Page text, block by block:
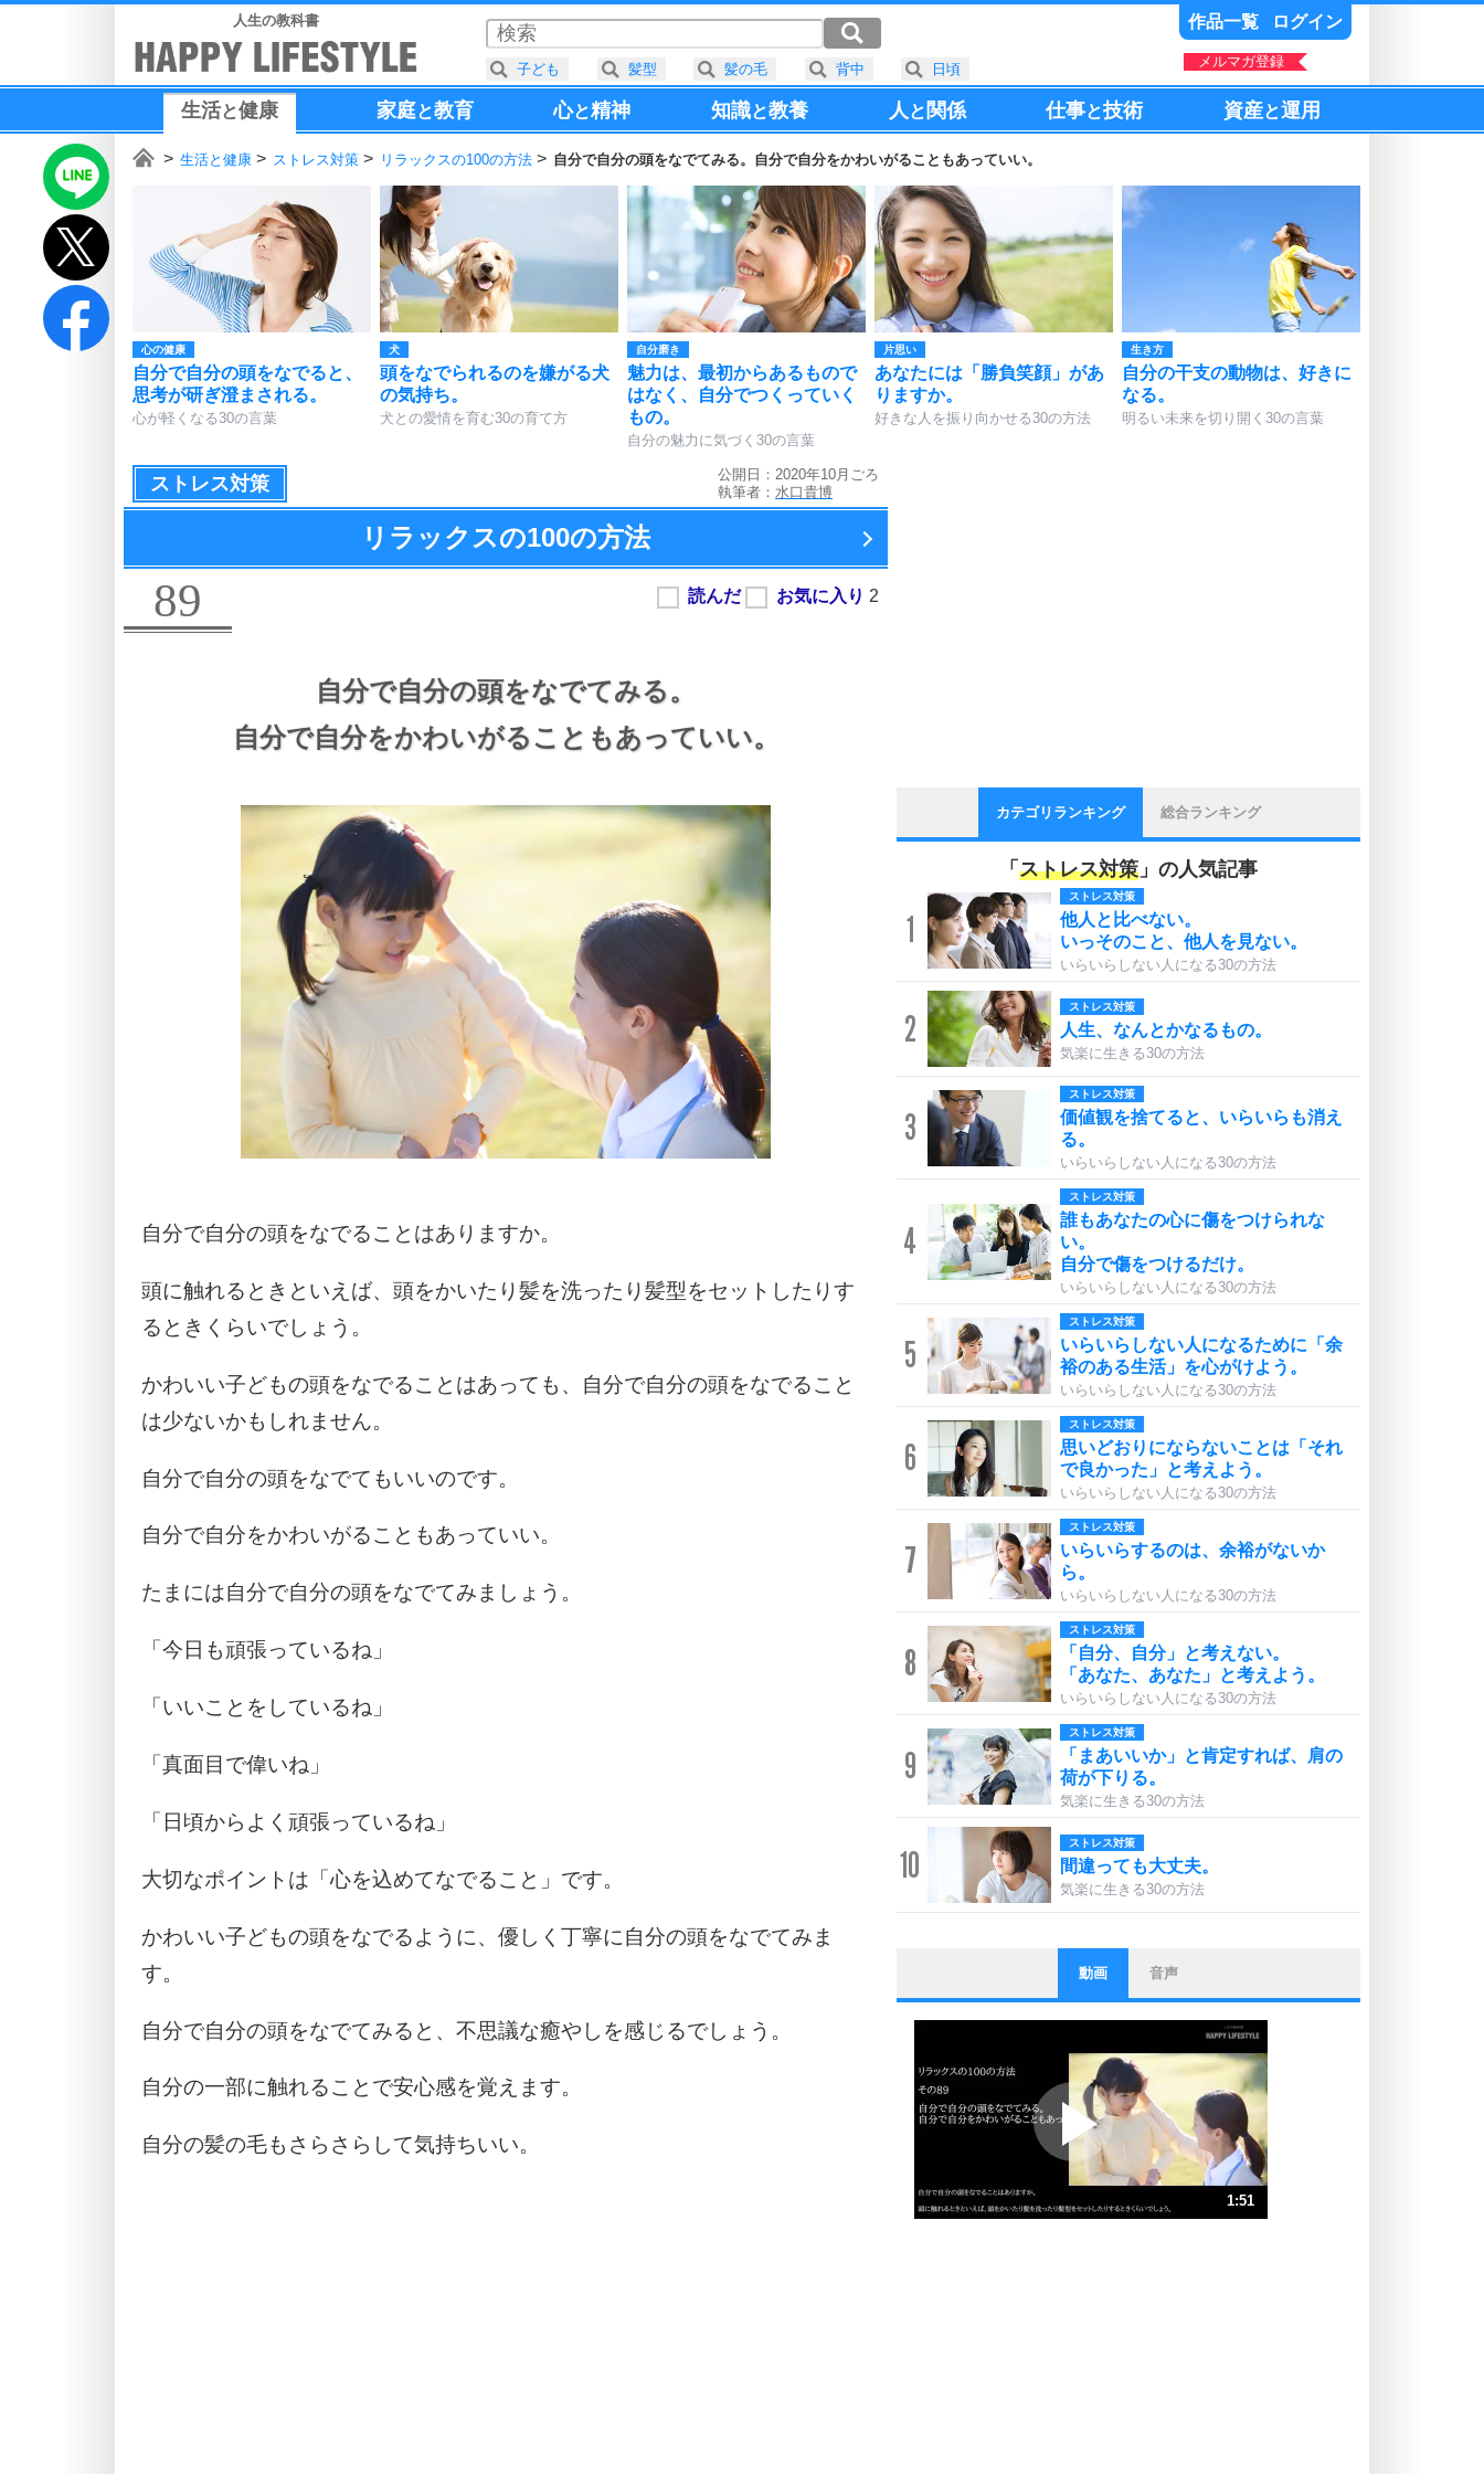
人生の教科書 作品一覧 ログイン
メルマガ登録
生活と健康 家庭と教育 心と精神 知識と教養 人と 関係 仕事と技術 資産と運用
生活と健康 ストレス対策 リラックスの100の方法 自分で自分の頭をなでてみる。自分で自分をかわいがることもあっていい。
心の健康
自分で自分の頭をなでると、
思考が研ぎ澄まされる。
心が軽くなる30の言葉
犬
頭をなでられるのを嫌がる犬
の気持ち。
犬との愛情を育む30の育て方
自分磨き
魅力は、最初からあるもので
はなく、自分でつくっていく
もの。
自分の魅力に気づく30の言葉
片思い
あなたには「勝負笑顔」があ
りますか。
好きな人を振り向かせる30の方法
生き方
自分の干支の動物は、好きに
なる。
明るい未来を切り開く30の言葉
ストレス対策
公開日：2020年10月ごろ
執筆者： 水口貴博
リラックスの100の方法
89
自分で自分の頭をなでてみる。
自分で自分をかわいがることもあっていい。
自分で自分の頭をなでることはありますか。
頭に触れるときといえば、頭をかいたり髪を洗ったり髪型をセットしたりす
るときくらいでしょう。
かわいい子どもの頭をなでることはあっても、自分で自分の頭をなでること
は少ないかもしれません。
自分で自分の頭をなでてもいいのです。
自分で自分をかわいがることもあっていい。
たまには自分で自分の頭をなでてみましょう。
「今日も頑張っているね」
「いいことをしているね」
「真面目で偉いね」
「日頃からよく頑張っているね」
大切なポイントは「心を込めてなでること」です。
かわいい子どもの頭をなでるように、優しく丁寧に自分の頭をなでてみま
す。
自分で自分の頭をなでてみると、不思議な癒やしを感じるでしょう。
自分の一部に触れることで安心感を覚えます。
自分の髪の毛もさらさらして気持ちいい。
カテゴリランキング 総合ランキング
「 ストレス対策 」の人気記事
1
ストレス対策
他人と比べない。
いっそのこと、他人を見ない。
いらいらしない人になる30の方法
2
ストレス対策
人生、なんとかなるもの。
気楽に生きる30の方法
3
ストレス対策
価値観を捨てると、いらいらも消え
る。
いらいらしない人になる30の方法
4
ストレス対策
誰もあなたの心に傷をつけられな
い。
自分で傷をつけるだけ。
いらいらしない人になる30の方法
5
ストレス対策
いらいらしない人になるために「余
裕のある生活」を心がけよう。
いらいらしない人になる30の方法
6
ストレス対策
思いどおりにならないことは「それ
で良かった」と考えよう。
いらいらしない人になる30の方法
7
ストレス対策
いらいらするのは、余裕がないか
ら。
いらいらしない人になる30の方法
8
ストレス対策
「自分、自分」と考えない。
「あなた、あなた」と考えよう。
いらいらしない人になる30の方法
9
ストレス対策
「まあいいか」と肯定すれば、肩の
荷が下りる。
気楽に生きる30の方法
10
ストレス対策
間違っても大丈夫。
気楽に生きる30の方法
1
ストレス対策
他人と比べない。
いっそのこと、他人を見ない。
プラス思考
ポジティブになれない原因は、行動
しないから。
ポジティブ思考になる30の方法
3
ストレス対策
人生、なんとかなるもの。
動画 音声
1:51
子ども 髪型 髪の毛 背中 日頃